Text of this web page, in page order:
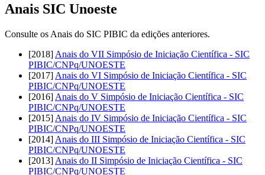
Anais SIC Unoeste
Consulte os Anais do SIC PIBIC da edições anteriores.
[2018] Anais do VII Simpósio de Iniciação Científica - SIC
PIBIC/CNPq/UNOESTE
[2017] Anais do VI Simpósio de Iniciação Científica - SIC
PIBIC/CNPq/UNOESTE
[2016] Anais do V Simpósio de Iniciação Científica - SIC
PIBIC/CNPq/UNOESTE
[2015] Anais do IV Simpósio de Iniciação Científica - SIC
PIBIC/CNPq/UNOESTE
[2014] Anais do III Simpósio de Iniciação Científica - SIC
PIBIC/CNPq/UNOESTE
[2013] Anais do II Simpósio de Iniciação Científica - SIC
PIBIC/CNPq/UNOESTE